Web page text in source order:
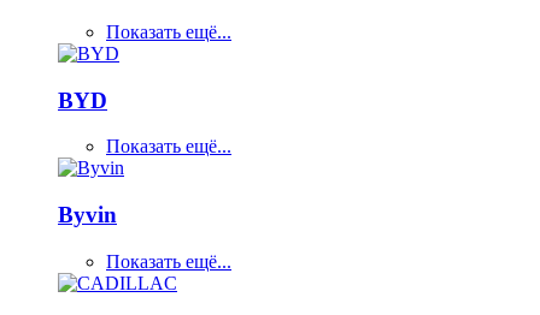
Показать ещё...
BYD
Показать ещё...
Byvin
Показать ещё...